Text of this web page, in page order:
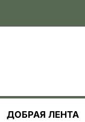
ДОБРАЯ ЛЕНТА